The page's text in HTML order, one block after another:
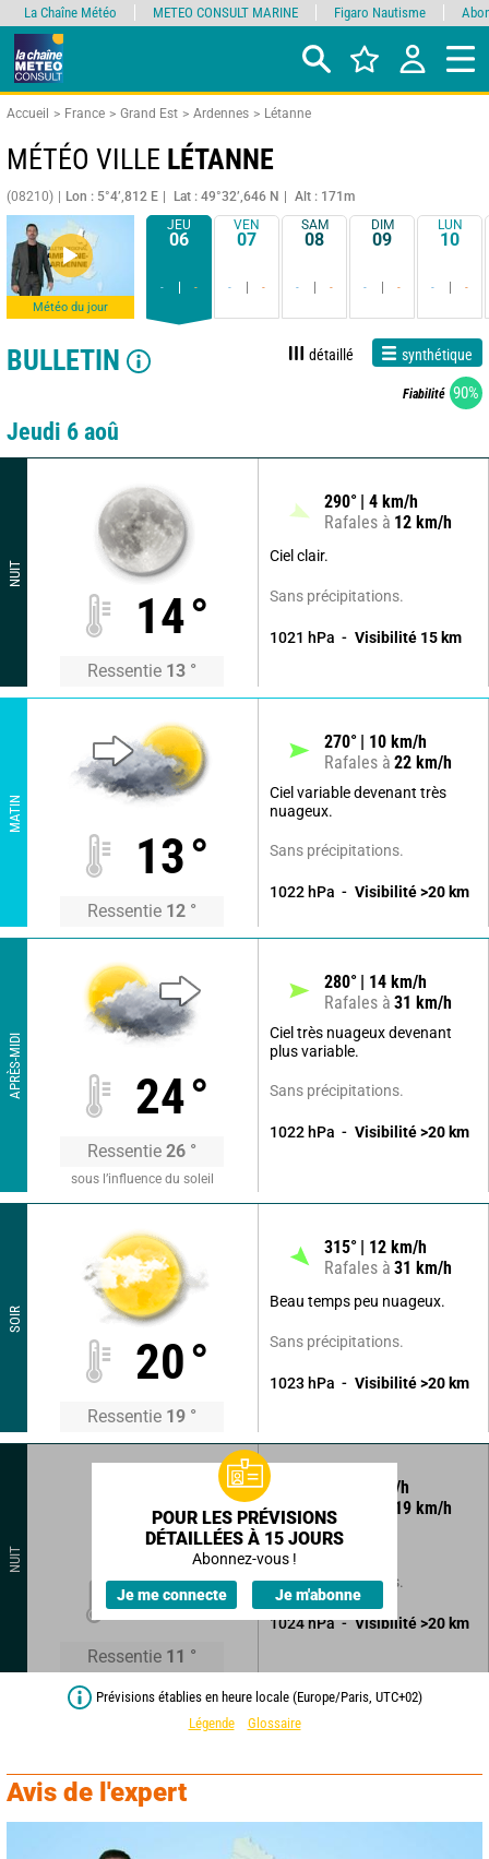
Accueil France Grand Est Ardennes Létanne
MÉTÉO VILLE LÉTANNE
(08210) Lon : 5°4’,812 E Lat : 49°32’,646 N Alt : 171m
Météo du jour
JEU
06
- -
VEN
07
- -
SAM
08
- -
DIM
09
- -
LUN
10
- -
BULLETIN détaillé synthétique
Fiabilité 90%
Jeudi 6 aoû
NUIT
14°
Ressentie 13 °
290° 4 km/h
Rafales à 12 km/h
Ciel clair.
Sans précipitations.
1021 hPa Visibilité 15 km
MATIN
13°
Ressentie 12 °
270° 10 km/h
Rafales à 22 km/h
Ciel variable devenant très
nuageux.
Sans précipitations.
1022 hPa Visibilité >20 km
APRÈS-MIDI 24°
Ressentie 26 °
sous l’influence du soleil
280° 14 km/h
Rafales à 31 km/h
Ciel très nuageux devenant
plus variable.
Sans précipitations.
1022 hPa Visibilité >20 km
SOIR
20°
Ressentie 19 °
315° 12 km/h
Rafales à 31 km/h
Beau temps peu nuageux.
Sans précipitations.
1023 hPa Visibilité >20 km
NUIT
12°
Ressentie 11 °
km/h
Rafales à
19 km/h
Ciel clair.
Sans précipitations.
1024hPa Visibilité >20 km
POUR LES PRÉVISIONS
DÉTAILLÉES À 15 JOURS
Abonnez-vous !
Je me connecte Je m'abonne
Prévisions établies en heure locale (Europe/Paris, UTC+02)
Légende
Glossaire
Avis de l'expert
La Chaîne Météo METEO CONSULT MARINE Figaro Nautisme